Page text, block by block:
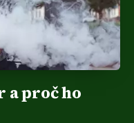
a proč ho